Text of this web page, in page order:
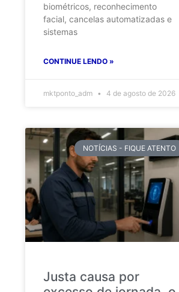
biométricos, reconhecimento
facial, cancelas automatizadas e
sistemas
CONTINUE LENDO »
mktponto_adm 4 de agosto de 2026
NOTÍCIAS - FIQUE ATENTO
Justa causa por